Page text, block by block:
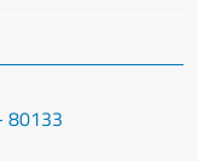
80133